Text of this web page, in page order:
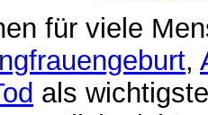
für viele
,
als